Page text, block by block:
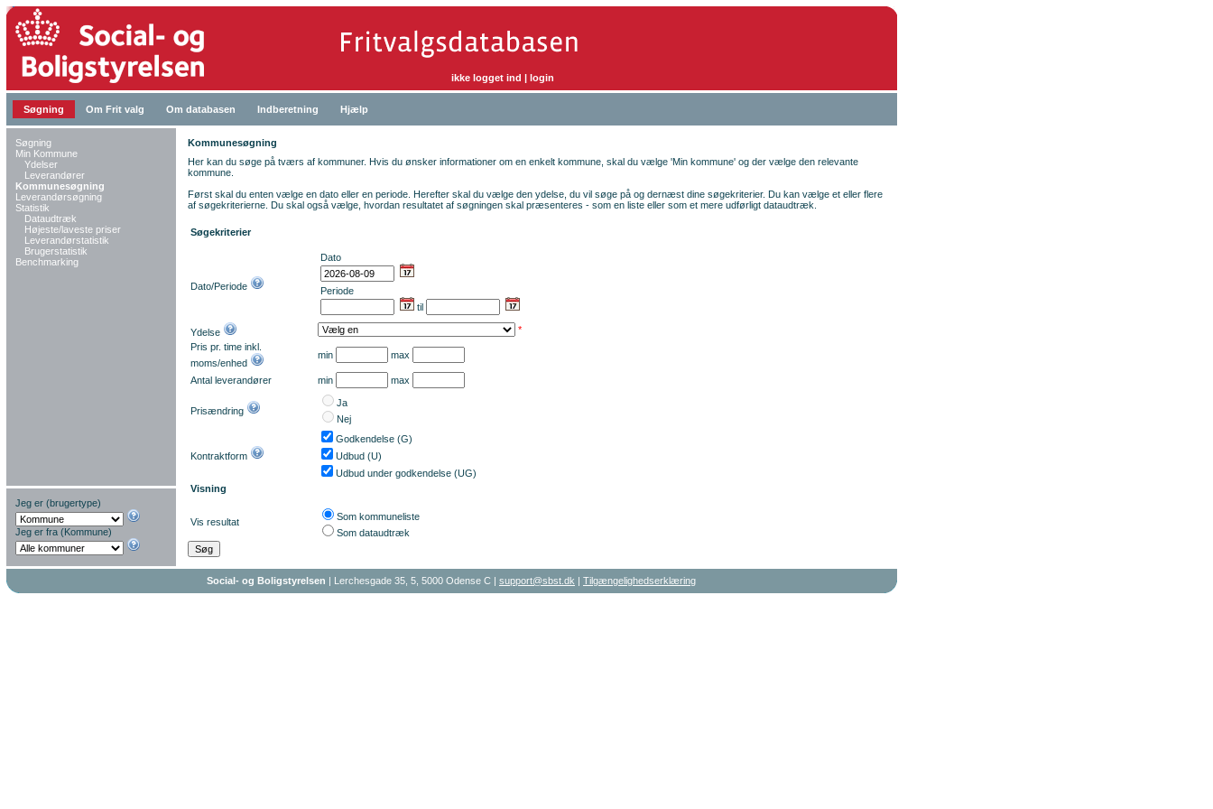
ikke logget ind | login
Søgning Om Frit valg Om databasen Indberetning Hjælp
Søgning
Min Kommune
Ydelser
Leverandører
Kommunesøgning
Leverandørsøgning
Statistik
Dataudtræk
Højeste/laveste priser
Leverandørstatistik
Brugerstatistik
Benchmarking
Kommunesøgning
Her kan du søge på tværs af kommuner. Hvis du ønsker informationer om en enkelt kommune, skal du vælge 'Min kommune' og der vælge den relevante
kommune.
Først skal du enten vælge en dato eller en periode. Herefter skal du vælge den ydelse, du vil søge på og dernæst dine søgekriterier. Du kan vælge et eller flere
af søgekriterierne. Du skal også vælge, hvordan resultatet af søgningen skal præsenteres - som en liste eller som et mere udførligt dataudtræk.
Søgekriterier
Dato/Periode
Dato
Periode
til
Ydelse
*
Pris pr. time inkl.
moms/enhed
min max
Antal leverandører min max
Prisændring
Ja
Nej
Kontraktform
Godkendelse (G)
Udbud (U)
Udbud under godkendelse (UG)
Visning
Vis resultat
Som kommuneliste
Som dataudtræk
Jeg er (brugertype)
Jeg er fra (Kommune)
Social- og Boligstyrelsen | Lerchesgade 35, 5, 5000 Odense C | support@sbst.dk | Tilgængelighedserklæring